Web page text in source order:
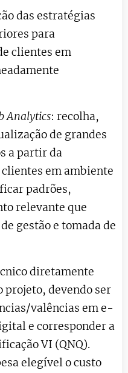
das estratégias
para
clientes em
Analytics: recolha,
de grandes
a partir da
em ambiente
padrões,
relevante que
gestão e tomada de
diretamente
projeto, devendo ser
valências em e-
e corresponder a
VI (QNQ).
elegível o custo